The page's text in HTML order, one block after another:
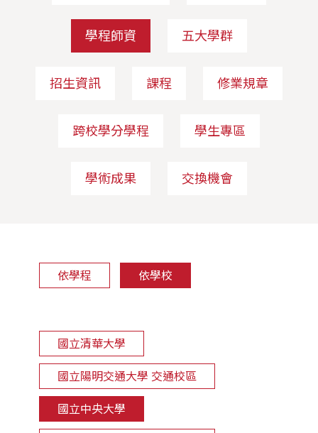
學程師資 五大學群
招生資訊 課程 修業規章
跨校學分學程 學生專區
學術成果 交換機會
依學程 依學校
國立清華大學
國立陽明交通大學 交通校區
國立中央大學